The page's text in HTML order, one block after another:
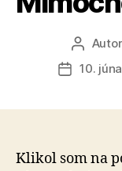
Autor
článku
Dátum
10.
Klikol som na